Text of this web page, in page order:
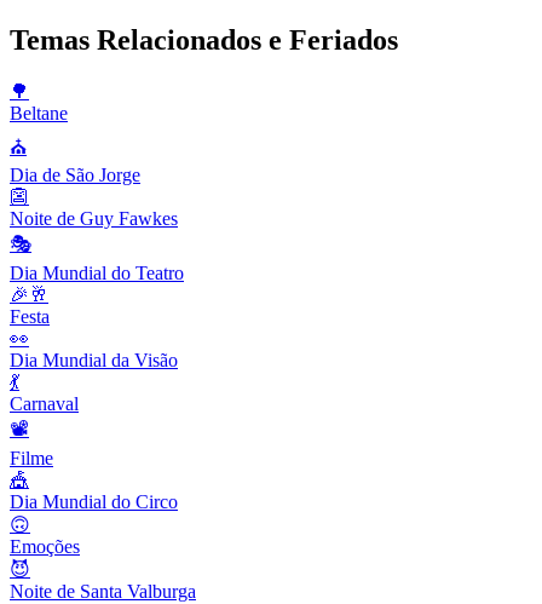
Temas Relacionados e Feriados
🌳
Beltane
⛪️
Dia de São Jorge
👺
Noite de Guy Fawkes
🎭
Dia Mundial do Teatro
🎉🥂
Festa
👀
Dia Mundial da Visão
💃
Carnaval
📽
Filme
🎪
Dia Mundial do Circo
🙃
Emoções
😈
Noite de Santa Valburga